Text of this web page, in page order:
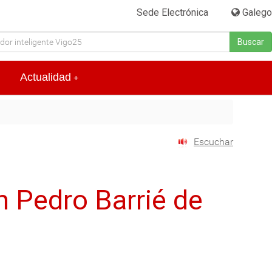
Sede Electrónica Galego
Buscar
+
Actualidad
Escuchar
Pedro Barrié de